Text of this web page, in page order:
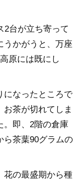
2台が立ち寄って
うかがうと、万座
原には既にし
になったところで
茶が切れてしま
。即、2階の倉庫
ら茶葉90グラムの
花の最盛期から種